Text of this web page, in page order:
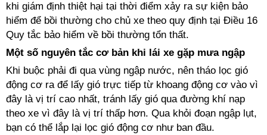
khi giám định thiệt hại tại thời điểm xảy ra sự kiện bảo
hiểm để bồi thường cho chủ xe theo quy định tại Điều 16
Quy tắc bảo hiểm về bồi thường tổn thất.
Một số nguyên tắc cơ bản khi lái xe gặp mưa ngập
Khi buộc phải đi qua vùng ngập nước, nên tháo lọc gió
động cơ ra để lấy gió trực tiếp từ khoang động cơ vào vì
đây là vị trí cao nhất, tránh lấy gió qua đường khí nạp
theo xe vì đây là vị trí thấp hơn. Qua khỏi đoạn ngập lụt,
bạn có thể lắp lại lọc gió động cơ như ban đầu.